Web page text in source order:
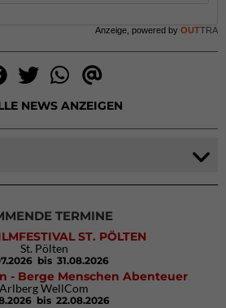
Anzeige, powered by OUTTRA
NEWS ANZEIGEN
TERMINE
ST. PÖLTEN
St. Pölten
bis 31.08.2026
- Berge Menschen Abenteuer
Arlberg WellCom
bis 22.08.2026